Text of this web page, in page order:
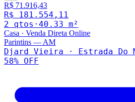
R$ 71.916,43
R$ 181.554,11
2 qtos · 40.33 m²
Casa · Venda Direta Online
Parintins — AM
Djard Vieira · Estrada Do
58% OFF